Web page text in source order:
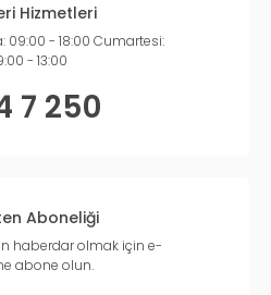
Hizmetleri
09:00 - 18:00 Cumartesi:
- 13:00
7 250
Aboneliği
haberdar olmak için e-
abone olun.